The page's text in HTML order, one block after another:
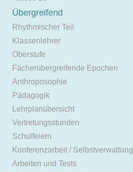
Übergreifend
Rhythmischer Teil
Klassenlehrer
Oberstufe
Fächerübergreifende Epochen
Anthroposophie
Pädagogik
Lehrplanübersicht
Vertretungsstunden
Schulfeiern
Konferenzarbeit / Selbstverwaltung
Arbeiten und Tests